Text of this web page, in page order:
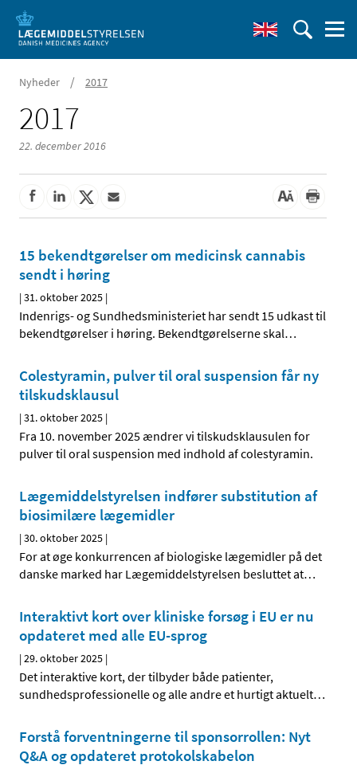
Nyheder / 2017
2017
22. december 2016
15 bekendtgørelser om medicinsk cannabis
sendt i høring
|31. oktober 2025 |
Indenrigs- og Sundhedsministeriet har sendt 15 udkast til
bekendtgørelser i høring. Bekendtgørelserne skal…
Colestyramin, pulver til oral suspension får ny
tilskudsklausul
|31. oktober 2025 |
Fra 10. november 2025 ændrer vi tilskudsklausulen for
pulver til oral suspension med indhold af colestyramin.
Lægemiddelstyrelsen indfører substitution af
biosimilære lægemidler
|30. oktober 2025 |
For at øge konkurrencen af biologiske lægemidler på det
danske marked har Lægemiddelstyrelsen besluttet at…
Interaktivt kort over kliniske forsøg i EU er nu
opdateret med alle EU-sprog
|29. oktober 2025 |
Det interaktive kort, der tilbyder både patienter,
sundhedsprofessionelle og alle andre et hurtigt aktuelt…
Forstå forventningerne til sponsorrollen: Nyt
Q&A og opdateret protokolskabelon